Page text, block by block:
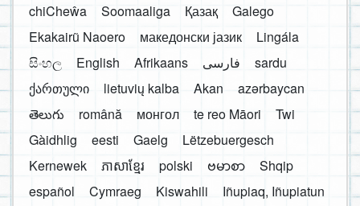
chiCheŵa
Soomaaliga Қазақ
Galego
Ekakairũ Naoero
македонски јазик
Lingála
සිංහල
English Afrikaans فارسی
sardu
ქართული
lietuvių kalba Akan
azərbaycan
తెలుగు
română монгол te reo Māori
Twi
Gàidhlig
eesti Gaelg
Lëtzebuergesch
Kernewek
ភាសាខ្មែរ polski ဗမာစာ
Shqip
español
Cymraeg Kiswahili
Iñupiaq, Iñupiatun